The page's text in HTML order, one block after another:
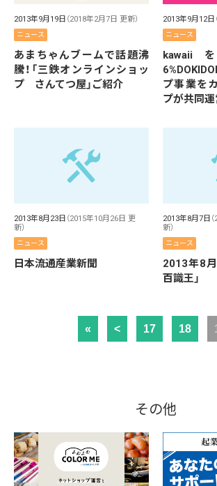
2013年9月19日 （2018年2月7日 更新）
ニュース
あまちゃんブームで話題沸
騰！「三鉄オンラインショッ
プ さんてつ屋」ご紹介
2013年9月12日
ニュース
kawaii
プ事業を
プが共同
2013年8月23日 （2015年10月26日 更
新）
ニュース
日本流通産業新聞
2013年8月7日
新）
ニュース
2013年8
百識王」
« < 17 18
その他